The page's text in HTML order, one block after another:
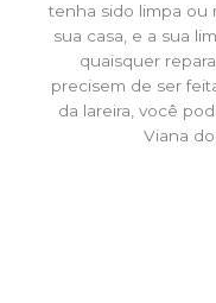
tenha sido limpa ou
sua casa, e a sua
quaisquer
precisem de ser
da lareira, você
Viana